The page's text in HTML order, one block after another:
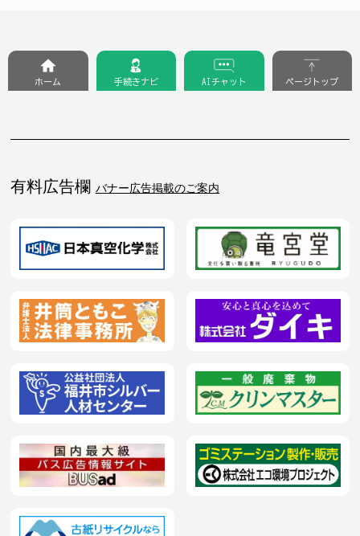
有料広告欄 バナー広告掲載のご案内
ホーム 手続きナビ AIチャット ページトップ